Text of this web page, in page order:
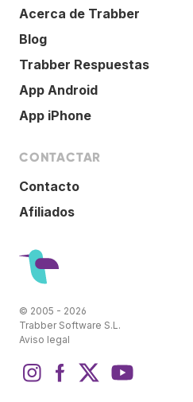
Acerca de Trabber
Blog
Trabber Respuestas
App Android
App iPhone
CONTACTAR
Contacto
Afiliados
© 2005 - 2026
Trabber Software S.L.
Aviso legal